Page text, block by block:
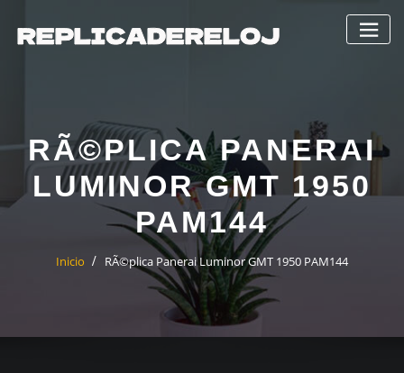
contenido
RÃ©PLICA PANERAI
LUMINOR GMT 1950
PAM144
Inicio RÃ©plica Panerai Luminor GMT 1950 PAM144